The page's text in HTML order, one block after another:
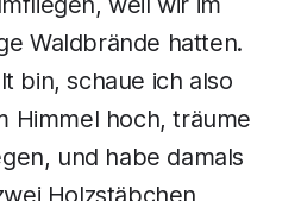
Waldbrände hatten.
bin, schaue ich also
Himmel hoch, träume
und habe damals
Holzstäbchen